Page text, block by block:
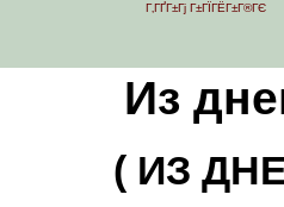
Г‚ГҐГ±Гј Г±ГЇГЁГ±Г®ГЄ
Из
( ИЗ